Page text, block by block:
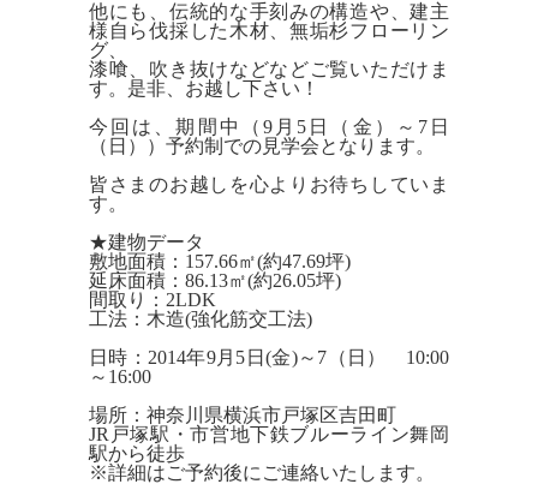
他にも、伝統的な手刻みの構造や、建主
様自ら伐採した木材、無垢杉フローリン
グ、
漆喰、吹き抜けなどなどご覧いただけま
す。是非、お越し下さい！
今回は、期間中（9月5日（金）～7日
（日））予約制での見学会となります。
皆さまのお越しを心よりお待ちしていま
す。
★建物データ
敷地面積：157.66㎡(約47.69坪)
延床面積：86.13㎡(約26.05坪)
間取り：2LDK
工法：木造(強化筋交工法)
日時：2014年9月5日(金)～7（日） 10:00
～16:00
場所：神奈川県横浜市戸塚区吉田町
JR戸塚駅・市営地下鉄ブルーライン舞岡
駅から徒歩
※詳細はご予約後にご連絡いたします。